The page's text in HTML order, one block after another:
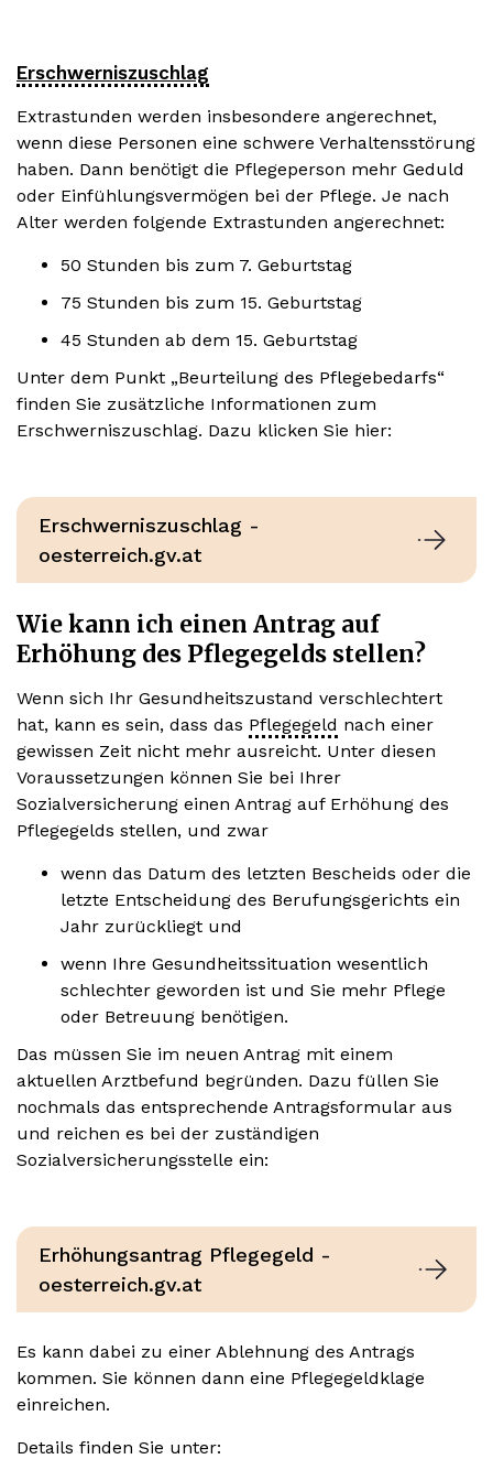
Erschwerniszuschlag
Extrastunden werden insbesondere angerechnet,
wenn diese Personen eine schwere Verhaltensstörung
haben. Dann benötigt die Pflegeperson mehr Geduld
oder Einfühlungsvermögen bei der Pflege. Je nach
Alter werden folgende Extrastunden angerechnet:
50 Stunden bis zum 7. Geburtstag
75 Stunden bis zum 15. Geburtstag
45 Stunden ab dem 15. Geburtstag
Unter dem Punkt „Beurteilung des Pflegebedarfs“
finden Sie zusätzliche Informationen zum
Erschwerniszuschlag. Dazu klicken Sie hier:
Erschwerniszuschlag -
oesterreich.gv.at
Wie kann ich einen Antrag auf
Erhöhung des Pflegegelds stellen?
Wenn sich Ihr Gesundheitszustand verschlechtert
hat, kann es sein, dass das Pflegegeld nach einer
gewissen Zeit nicht mehr ausreicht. Unter diesen
Voraussetzungen können Sie bei Ihrer
Sozialversicherung einen Antrag auf Erhöhung des
Pflegegelds stellen, und zwar
wenn das Datum des letzten Bescheids oder die
letzte Entscheidung des Berufungsgerichts ein
Jahr zurückliegt und
wenn Ihre Gesundheitssituation wesentlich
schlechter geworden ist und Sie mehr Pflege
oder Betreuung benötigen.
Das müssen Sie im neuen Antrag mit einem
aktuellen Arztbefund begründen. Dazu füllen Sie
nochmals das entsprechende Antragsformular aus
und reichen es bei der zuständigen
Sozialversicherungsstelle ein:
Erhöhungsantrag Pflegegeld -
oesterreich.gv.at
Es kann dabei zu einer Ablehnung des Antrags
kommen. Sie können dann eine Pflegegeldklage
einreichen.
Details finden Sie unter: